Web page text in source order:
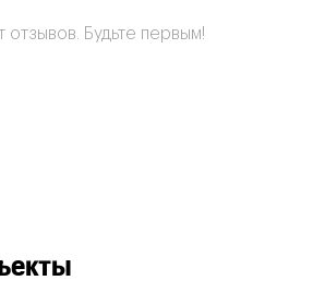
отзывов. Будьте первым!